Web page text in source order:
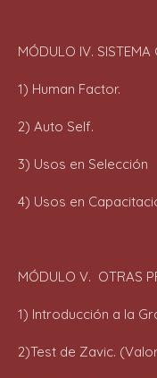
MÓDULO IV. SISTEMA
1) Human Factor.
2) Auto Self.
3) Usos en Selección
4) Usos en
MÓDULO V. OTRAS
1) Introducción a la
2)Test de Zavic.